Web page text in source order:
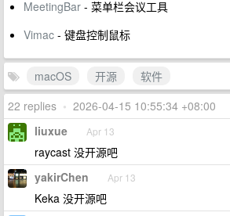
MeetingBar - 菜单栏会议工具
Vimac - 键盘控制鼠标
macOS 开源
软件
22 replies • 2026-04-15 10:55:34 +08:00
liuxue Apr 13
raycast 没开源吧
yakirChen Apr 13
Keka 没开源吧